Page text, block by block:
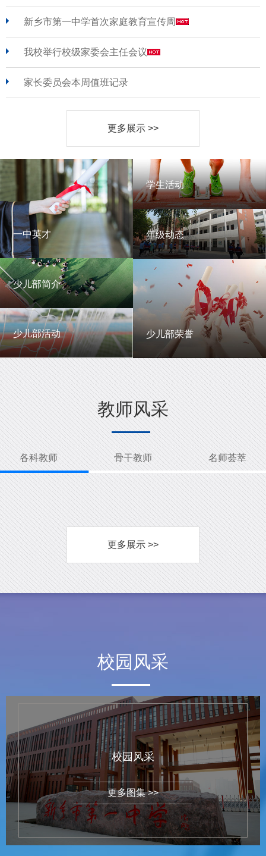
新乡市第一中学首次家庭教育宣传周
我校举行校级家委会主任会议
家长委员会本周值班记录
更多展示 >>
一中英才
一中英才
少儿部简介
少儿部简介
少儿部活动
少儿部活动
学生活动
学生活动
年级动态
年级动态
少儿部荣誉
少儿部荣誉
教师风采
各科教师 骨干教师 名师荟萃
更多展示 >>
校园风采
校园风采
更多图集 >>